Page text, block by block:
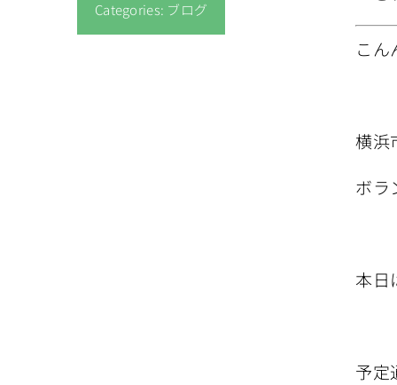
Categories: ブログ
こん
横浜
ボラ
本日
予定